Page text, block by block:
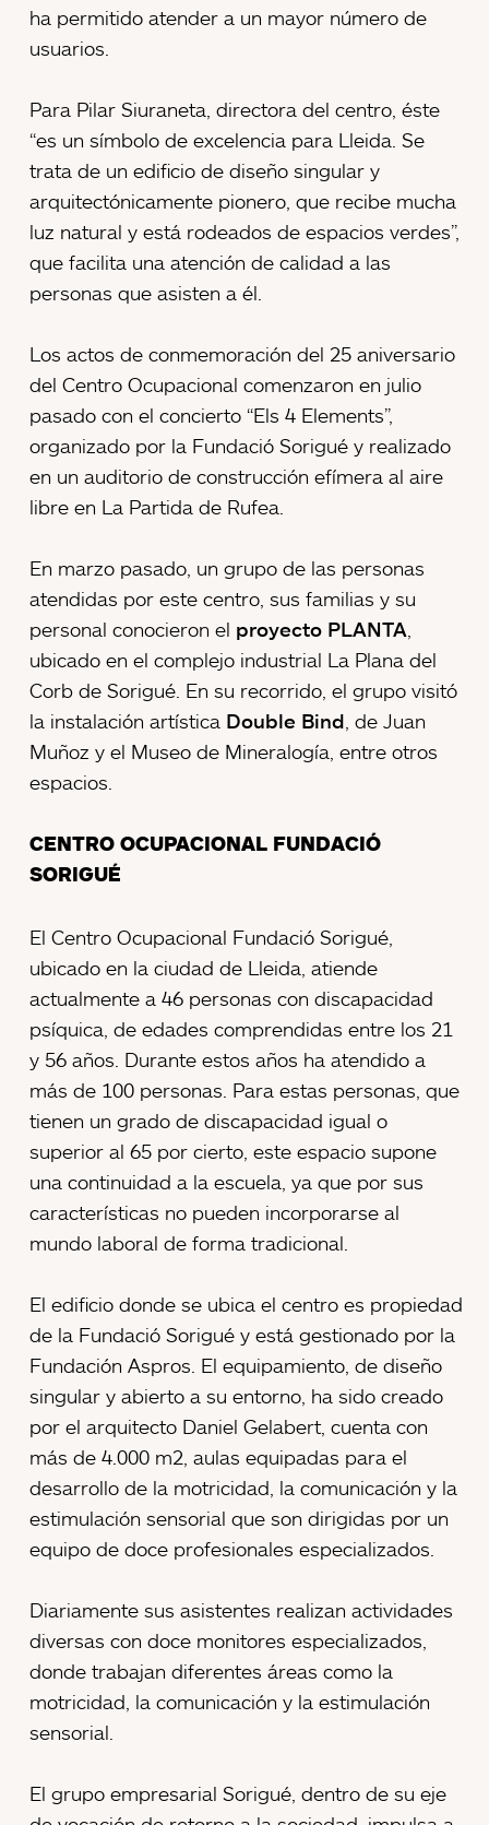
ha permitido atender a un mayor número de
usuarios.
Para Pilar Siuraneta, directora del centro, éste
“es un símbolo de excelencia para Lleida. Se
trata de un edificio de diseño singular y
arquitectónicamente pionero, que recibe mucha
luz natural y está rodeados de espacios verdes”,
que facilita una atención de calidad a las
personas que asisten a él.
Los actos de conmemoración del 25 aniversario
del Centro Ocupacional comenzaron en julio
pasado con el concierto “Els 4 Elements”,
organizado por la Fundació Sorigué y realizado
en un auditorio de construcción efímera al aire
libre en La Partida de Rufea.
En marzo pasado, un grupo de las personas
atendidas por este centro, sus familias y su
personal conocieron el proyecto PLANTA
ubicado en el complejo industrial La Plana del
Corb de Sorigué. En su recorrido, el grupo visitó
la instalación artística Double Bind , de Juan
Muñoz y el Museo de Mineralogía, entre otros
espacios.
CENTRO OCUPACIONAL FUNDACIÓ
SORIGUÉ
El Centro Ocupacional Fundació Sorigué,
ubicado en la ciudad de Lleida, atiende
actualmente a 46 personas con discapacidad
psíquica, de edades comprendidas entre los 21
y 56 años. Durante estos años ha atendido a
más de 100 personas. Para estas personas, que
tienen un grado de discapacidad igual o
superior al 65 por cierto, este espacio supone
una continuidad a la escuela, ya que por sus
características no pueden incorporarse al
mundo laboral de forma tradicional.
El edificio donde se ubica el centro es propiedad
de la Fundació Sorigué y está gestionado por la
Fundación Aspros. El equipamiento, de diseño
singular y abierto a su entorno, ha sido creado
por el arquitecto Daniel Gelabert, cuenta con
más de 4.000 m2, aulas equipadas para el
desarrollo de la motricidad, la comunicación y la
estimulación sensorial que son dirigidas por un
equipo de doce profesionales especializados.
Diariamente sus asistentes realizan actividades
diversas con doce monitores especializados,
donde trabajan diferentes áreas como la
motricidad, la comunicación y la estimulación
sensorial.
El grupo empresarial Sorigué, dentro de su eje